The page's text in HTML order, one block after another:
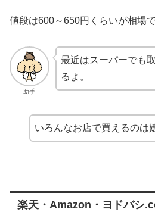
値段は600～650円くらいが相場で
助手
最近はスーパーでも
るよ。
いろんなお店で買えるのは
楽天・Amazon・ヨドバシ